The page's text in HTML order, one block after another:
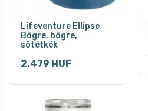
Lifeventure Ellipse
Bögre, bögre,
sötétkék
2.479 HUF